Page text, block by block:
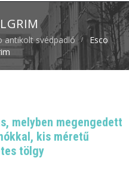
antikolt svédpadló
Esco
melyben megengedett
kis méretű
tölgy